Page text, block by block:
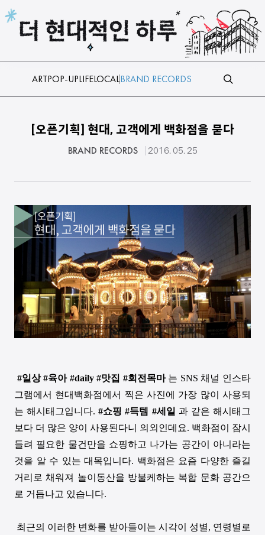
본문 바로가기
ARTPOP-UPLIFELOCALBRAND RECORDS
[오픈기획] 현대, 고객에게 백화점을 묻다
BRAND RECORDS 2016. 05. 25
#일상 #육아 #daily #맛집 #회전목마는 SNS 채널 인스타
그램에서 현대백화점에서 찍은 사진에 가장 많이 사용되
는 해시태그입니다.#쇼핑 #득템 #세일 과 같은 해시태그
보다 더 많은 양이 사용된다니 의외인데요. 백화점이 잠시
들려 필요한 물건만을 쇼핑하고 나가는 공간이 아니라는
것을 알 수 있는 대목입니다. 백화점은 요즘 다양한 즐길
거리로 채워져 놀이동산을 방불케하는 복합 문화 공간으
로 거듭나고 있습니다.
최근의 이러한 변화를 받아들이는 시각이 성별, 연령별로